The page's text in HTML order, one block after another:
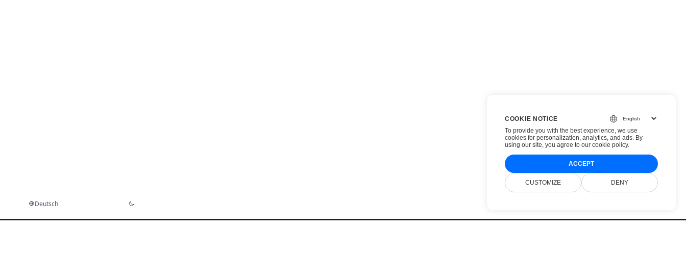
Deutsch
COOKIE NOTICE
To provide you with the best experience, we use
cookies for personalization, analytics, and ads. By
using our site, you agree to our cookie policy.
ACCEPT
CUSTOMIZE DENY